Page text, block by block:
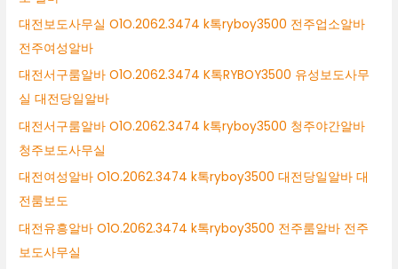
대전보도사무실 O1O.2062.3474 k톡ryboy3500 전주업소알바
전주여성알바
대전서구룸알바 O1O.2062.3474 K톡RYBOY3500 유성보도사무
실 대전당일알바
대전서구룸알바 O1O.2062.3474 k톡ryboy3500 청주야간알바
청주보도사무실
대전여성알바 O1O.2062.3474 k톡ryboy3500 대전당일알바 대
전룸보도
대전유흥알바 O1O.2062.3474 k톡ryboy3500 전주룸알바 전주
보도사무실